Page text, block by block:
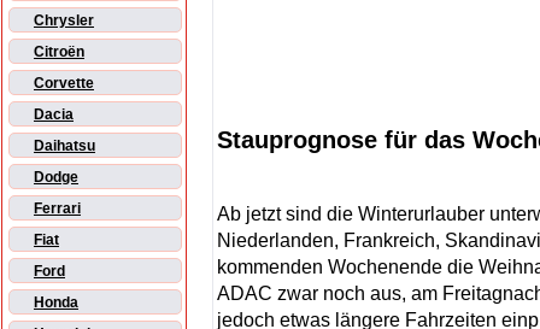
Chrysler
Citroën
Corvette
Dacia
Daihatsu
Dodge
Ferrari
Fiat
Ford
Honda
Stauprognose für das
Ab jetzt sind die Winterurlauber
Niederlanden, Frankreich,
kommenden Wochenende die
ADAC zwar noch aus, am
jedoch etwas längere Fahrzeiten